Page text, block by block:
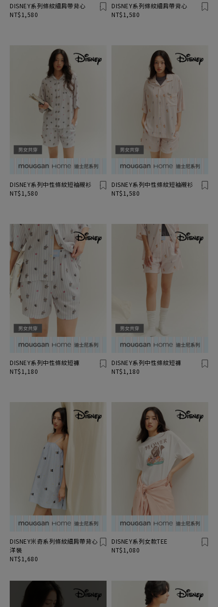
DISNEY系列條紋細肩帶背心
NT$1,580
DISNEY系列條紋細肩帶背心
NT$1,580
DISNEY系列中性條紋短袖襯衫
NT$1,580
DISNEY系列中性條紋短袖襯衫
NT$1,580
DISNEY系列中性條紋短褲
NT$1,180
DISNEY系列中性條紋短褲
NT$1,180
DISNEY米奇系列條紋細肩帶背心
洋裝
NT$1,680
DISNEY系列女款TEE
NT$1,080